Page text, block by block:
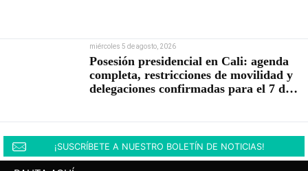
miércoles 5 de agosto, 2026
Posesión presidencial en Cali: agenda
completa, restricciones de movilidad y
delegaciones confirmadas para el 7 de
¡SUSCRÍBETE A NUESTRO BOLETÍN DE NOTICIAS!